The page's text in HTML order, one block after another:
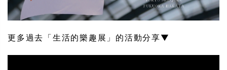
更多過去「生活的樂趣展」的活動分享▼